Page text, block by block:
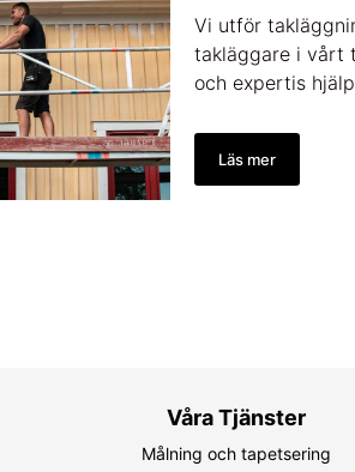
Vi utför
takläggare i vårt
och expertis
Läs mer
Våra Tjänster
Målning och tapetsering